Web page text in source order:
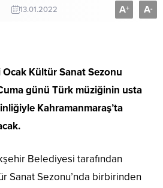
13.01.2022 A+ A-
Kültür Sanat Sezonu
günü Türk müziğinin usta
Kahramanmaraş’ta
Belediyesi tarafından
Sanat Sezonu’nda birbirinden